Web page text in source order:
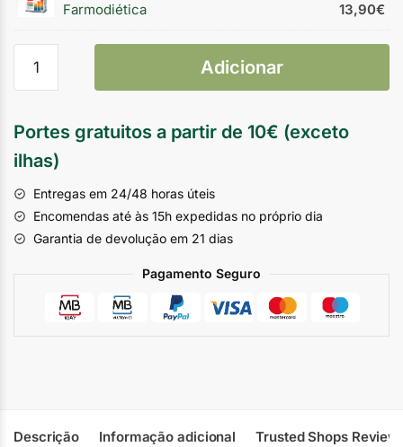
Farmodiética
13,90€
Adicionar
Portes gratuitos a partir de 10€ (exceto
ilhas)
Entregas em 24/48 horas úteis
Encomendas até às 15h expedidas no próprio dia
Garantia de devolução em 21 dias
Pagamento Seguro
Descrição Informação adicional Trusted Shops